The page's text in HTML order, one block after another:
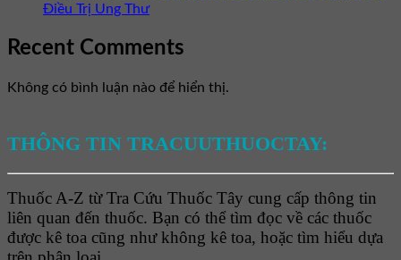
Điều Trị Ung Thư
Recent Comments
Không có bình luận nào để hiển thị.
THÔNG TIN TRACUUTHUOCTAY:
Thuốc A-Z từ Tra Cứu Thuốc Tây cung cấp thông tin
liên quan đến thuốc. Bạn có thể tìm đọc về các thuốc
được kê toa cũng như không kê toa, hoặc tìm hiểu dựa